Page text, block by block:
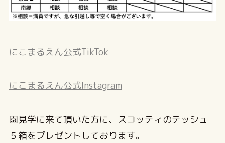
にこまるえん公式TikTok
にこまるえん公式Instagram
園見学に来て頂いた方に、スコッティのテッシュ
５箱をプレゼントしております。